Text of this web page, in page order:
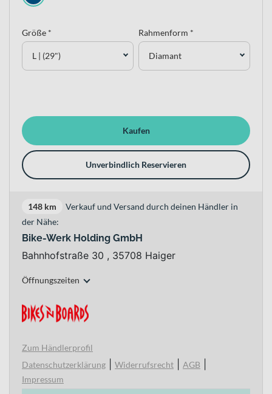
Größe *
L | (29")
Rahmenform *
Diamant
Kaufen
Unverbindlich Reservieren
148 km
Verkauf und Versand durch deinen Händler in
der Nähe:
Bike-Werk Holding GmbH
Bahnhofstraße 30 , 35708 Haiger
Öffnungszeiten
Zum Händlerprofil
Datenschutzerklärung
Widerrufsrecht AGB
Impressum